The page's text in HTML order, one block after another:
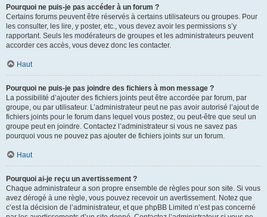
Pourquoi ne puis-je pas accéder à un forum ?
Certains forums peuvent être réservés à certains utilisateurs ou groupes. Pour
les consulter, les lire, y poster, etc., vous devez avoir les permissions s’y
rapportant. Seuls les modérateurs de groupes et les administrateurs peuvent
accorder ces accès, vous devez donc les contacter.
Haut
Pourquoi ne puis-je pas joindre des fichiers à mon message ?
La possibilité d’ajouter des fichiers joints peut être accordée par forum, par
groupe, ou par utilisateur. L’administrateur peut ne pas avoir autorisé l’ajout de
fichiers joints pour le forum dans lequel vous postez, ou peut-être que seul un
groupe peut en joindre. Contactez l’administrateur si vous ne savez pas
pourquoi vous ne pouvez pas ajouter de fichiers joints sur un forum.
Haut
Pourquoi ai-je reçu un avertissement ?
Chaque administrateur a son propre ensemble de règles pour son site. Si vous
avez dérogé à une règle, vous pouvez recevoir un avertissement. Notez que
c’est la décision de l’administrateur, et que phpBB Limited n’est pas concerné